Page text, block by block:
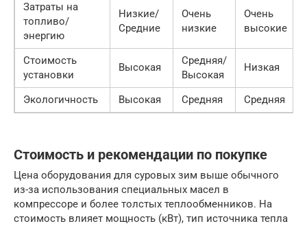
Затраты на
топливо/
энергию
Низкие/
Средние
Очень
низкие
Очень
высокие
Стоимость
установки
Высокая
Средняя/
Высокая
Низкая
Экологичность Высокая Средняя Средняя
Стоимость и рекомендации по покупке
Цена оборудования для суровых зим выше обычного
из-за использования специальных масел в
компрессоре и более толстых теплообменников. На
стоимость влияет мощность (кВт), тип источника тепла